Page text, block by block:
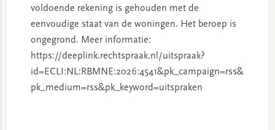
voldoende rekening is gehouden met de
eenvoudige staat van de woningen. Het beroep is
ongegrond. Meer informatie:
https://deeplink.rechtspraak.nl/uitspraak?
id=ECLI:NL:RBMNE:2026:4541&pk_campaign=rss&
pk_medium=rss&pk_keyword=uitspraken